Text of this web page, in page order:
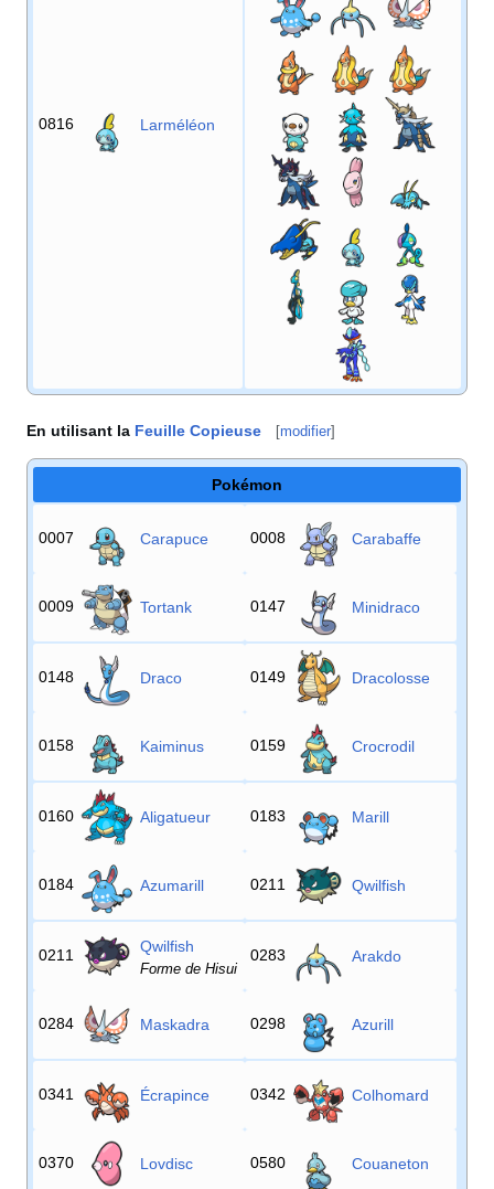
0816 Larméléon
En utilisant la Feuille Copieuse [modifier]
Pokémon
0007 Carapuce 0008 Carabaffe
0009 Tortank 0147 Minidraco
0148 Draco 0149 Dracolosse
0158 Kaiminus 0159 Crocrodil
0160 Aligatueur 0183 Marill
0184 Azumarill 0211 Qwilfish
0211 Qwilfish
Forme de Hisui
0283 Arakdo
0284 Maskadra 0298 Azurill
0341 Écrapince 0342 Colhomard
0370 Lovdisc 0580 Couaneton